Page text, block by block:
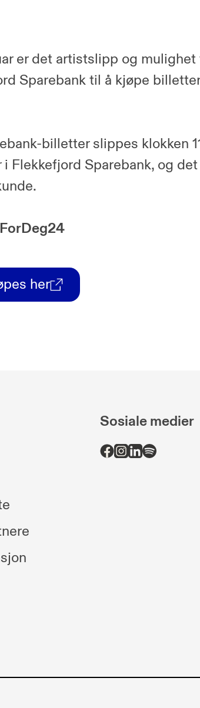
er det artistslipp og mulighet
Sparebank til å kjøpe
billetter slippes klokken
i Flekkefjord Sparebank, og
her
Sosiale medier